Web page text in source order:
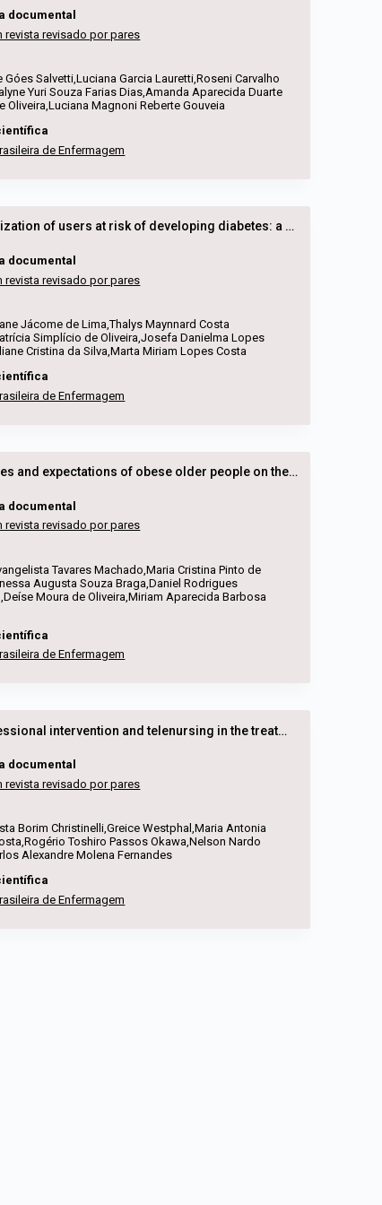
documental
revista revisado por pares
Góes Salvetti,Luciana Garcia Lauretti,Roseni Carvalho
Yuri Souza Farias Dias,Amanda Aparecida Duarte
Oliveira,Luciana Magnoni Reberte Gouveia
de Enfermagem
Characterization of users at risk of developing diabetes: a cross-sectional study
documental
revista revisado por pares
Jácome de Lima,Thalys Maynnard Costa
Simplício de Oliveira,Josefa Danielma Lopes
Cristina da Silva,Marta Miriam Lopes Costa
de Enfermagem
Experiences and expectations of obese older people on the care received in the primary health care network
documental
revista revisado por pares
Tavares Machado,Maria Cristina Pinto de
Augusta Souza Braga,Daniel Rodrigues
Moura de Oliveira,Miriam Aparecida Barbosa
de Enfermagem
Multiprofessional intervention and telenursing in the treatment of obese people in the COVID-19 pandemic: a pragmatic clinical trial
documental
revista revisado por pares
Borim Christinelli,Greice Westphal,Maria Antonia
Toshiro Passos Okawa,Nelson Nardo
Alexandre Molena Fernandes
de Enfermagem